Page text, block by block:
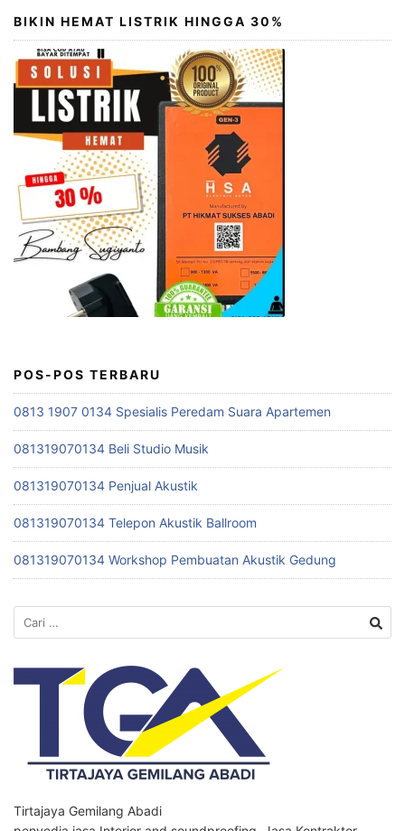
BIKIN HEMAT LISTRIK HINGGA 30%
POS-POS TERBARU
0813 1907 0134 Spesialis Peredam Suara Apartemen
081319070134 Beli Studio Musik
081319070134 Penjual Akustik
081319070134 Telepon Akustik Ballroom
081319070134 Workshop Pembuatan Akustik Gedung
Cari
untuk:
Tirtajaya Gemilang Abadi